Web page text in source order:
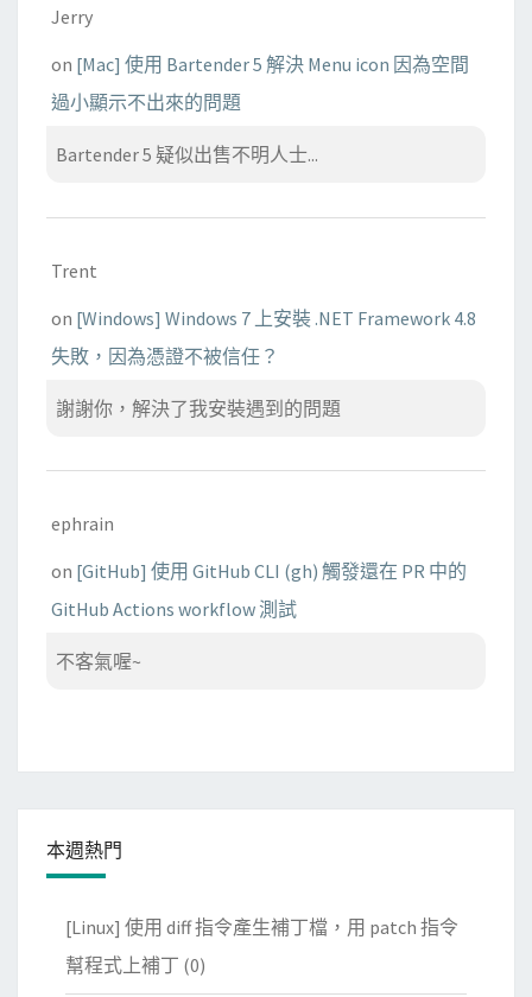
Jerry
on [Mac] 使用 Bartender 5 解決 Menu icon 因為空間
過小顯示不出來的問題
Bartender 5 疑似出售不明人士...
Trent
on [Windows] Windows 7 上安裝 .NET Framework 4.8
失敗，因為憑證不被信任？
謝謝你，解決了我安裝遇到的問題
ephrain
on [GitHub] 使用 GitHub CLI (gh) 觸發還在 PR 中的
GitHub Actions workflow 測試
不客氣喔~
本週熱門
[Linux] 使用 diff 指令產生補丁檔，用 patch 指令
幫程式上補丁 (0)